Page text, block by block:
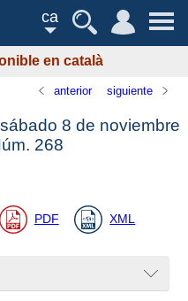
ca
en català
anterior siguiente
8 de noviembre
268
PDF XML